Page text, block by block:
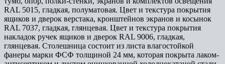
RAL 5015, гладкая, полуматовая. Цвет и текстура покрытия
ящиков и дверок верстака, кронштейнов экранов и косынок
RAL 7037, гладкая, глянцевая. Цвет и текстура покрытия
накладок ручек ящиков и дверок RAL 9006, гладкая,
глянцевая. Столешница состоит из листа влагостойкой
фанеры марки ФСФ толщиной 24 мм, которая покрыта лаком-